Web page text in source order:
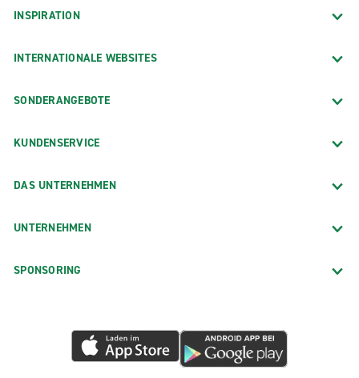
INSPIRATION
INTERNATIONALE WEBSITES
SONDERANGEBOTE
KUNDENSERVICE
DAS UNTERNEHMEN
UNTERNEHMEN
SPONSORING